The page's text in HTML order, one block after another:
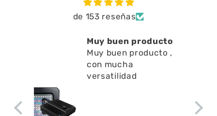
de 153 reseñas
Muy buen producto
Muy buen producto ,
Está muy
a limpiar
apenas
a la